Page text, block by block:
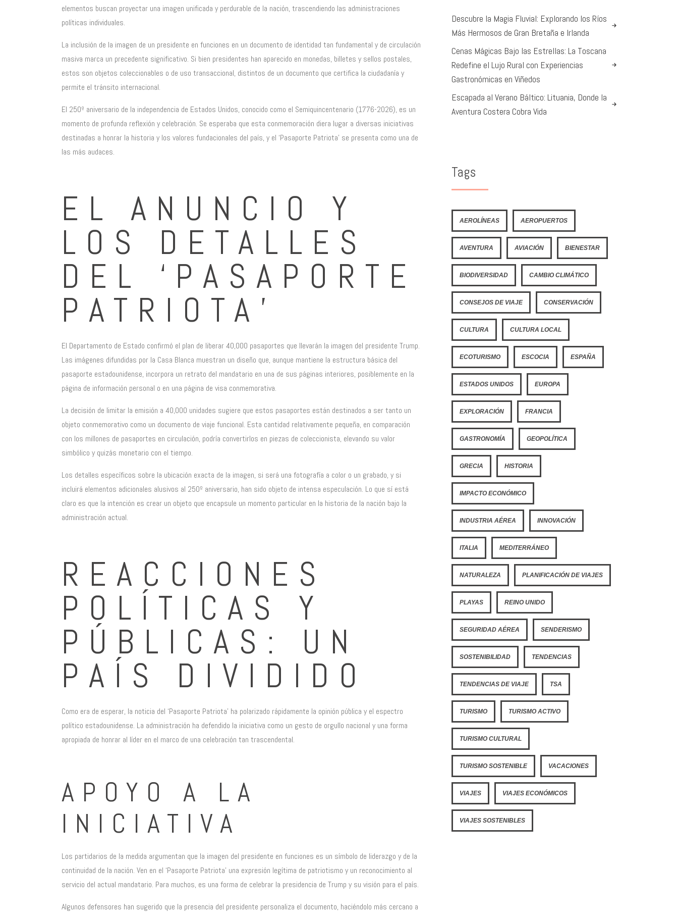
elementos buscan proyectar una imagen unificada y perdurable de la nación, trascendiendo las administraciones
políticas individuales.
La inclusión de la imagen de un presidente en funciones en un documento de identidad tan fundamental y de circulación
masiva marca un precedente significativo. Si bien presidentes han aparecido en monedas, billetes y sellos postales,
estos son objetos coleccionables o de uso transaccional, distintos de un documento que certifica la ciudadanía y
permite el tránsito internacional.
El 250º aniversario de la independencia de Estados Unidos, conocido como el Semiquincentenario (1776-2026), es un
momento de profunda reflexión y celebración. Se esperaba que esta conmemoración diera lugar a diversas iniciativas
destinadas a honrar la historia y los valores fundacionales del país, y el ‘Pasaporte Patriota’ se presenta como una de
las más audaces.
EL ANUNCIO Y
LOS DETALLES
DEL ‘PASAPORTE
PATRIOTA’
El Departamento de Estado confirmó el plan de liberar 40,000 pasaportes que llevarán la imagen del presidente Trump.
Las imágenes difundidas por la Casa Blanca muestran un diseño que, aunque mantiene la estructura básica del
pasaporte estadounidense, incorpora un retrato del mandatario en una de sus páginas interiores, posiblemente en la
página de información personal o en una página de visa conmemorativa.
La decisión de limitar la emisión a 40,000 unidades sugiere que estos pasaportes están destinados a ser tanto un
objeto conmemorativo como un documento de viaje funcional. Esta cantidad relativamente pequeña, en comparación
con los millones de pasaportes en circulación, podría convertirlos en piezas de coleccionista, elevando su valor
simbólico y quizás monetario con el tiempo.
Los detalles específicos sobre la ubicación exacta de la imagen, si será una fotografía a color o un grabado, y si
incluirá elementos adicionales alusivos al 250º aniversario, han sido objeto de intensa especulación. Lo que sí está
claro es que la intención es crear un objeto que encapsule un momento particular en la historia de la nación bajo la
administración actual.
REACCIONES
POLÍTICAS Y
PÚBLICAS: UN
PAÍS DIVIDIDO
Como era de esperar, la noticia del ‘Pasaporte Patriota’ ha polarizado rápidamente la opinión pública y el espectro
político estadounidense. La administración ha defendido la iniciativa como un gesto de orgullo nacional y una forma
apropiada de honrar al líder en el marco de una celebración tan trascendental.
APOYO A LA
INICIATIVA
Los partidarios de la medida argumentan que la imagen del presidente en funciones es un símbolo de liderazgo y de la
continuidad de la nación. Ven en el ‘Pasaporte Patriota’ una expresión legítima de patriotismo y un reconocimiento al
servicio del actual mandatario. Para muchos, es una forma de celebrar la presidencia de Trump y su visión para el país.
Algunos defensores han sugerido que la presencia del presidente personaliza el documento, haciéndolo más cercano a
Descubre la Magia Fluvial: Explorando los Ríos
Más Hermosos de Gran Bretaña e Irlanda
Cenas Mágicas Bajo las Estrellas: La Toscana
Redefine el Lujo Rural con Experiencias
Gastronómicas en Viñedos
Escapada al Verano Báltico: Lituania, Donde la
Aventura Costera Cobra Vida
Tags
AEROLÍNEAS AEROPUERTOS
AVENTURA AVIACIÓN BIENESTAR
BIODIVERSIDAD CAMBIO CLIMÁTICO
CONSEJOS DE VIAJE CONSERVACIÓN
CULTURA CULTURA LOCAL
ECOTURISMO ESCOCIA ESPAÑA
ESTADOS UNIDOS EUROPA
EXPLORACIÓN FRANCIA
GASTRONOMÍA GEOPOLÍTICA
GRECIA HISTORIA
IMPACTO ECONÓMICO
INDUSTRIA AÉREA INNOVACIÓN
ITALIA MEDITERRÁNEO
NATURALEZA PLANIFICACIÓN DE VIAJES
PLAYAS REINO UNIDO
SEGURIDAD AÉREA SENDERISMO
SOSTENIBILIDAD TENDENCIAS
TENDENCIAS DE VIAJE TSA
TURISMO TURISMO ACTIVO
TURISMO CULTURAL
TURISMO SOSTENIBLE VACACIONES
VIAJES VIAJES ECONÓMICOS
VIAJES SOSTENIBLES